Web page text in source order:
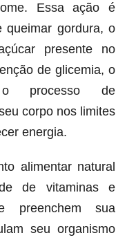
Essa ação é
queimar gordura, o
presente no
de glicemia, o
processo de
corpo nos limites
energia.
alimentar natural
de vitaminas e
preenchem sua
seu organismo